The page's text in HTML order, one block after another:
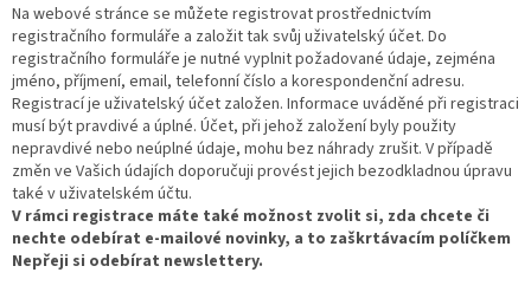
Na webové stránce se můžete registrovat prostřednictvím
registračního formuláře a založit tak svůj uživatelský účet. Do
registračního formuláře je nutné vyplnit požadované údaje, zejména
jméno, příjmení, email, telefonní číslo a korespondenční adresu.
Registrací je uživatelský účet založen. Informace uváděné při registraci
musí být pravdivé a úplné. Účet, při jehož založení byly použity
nepravdivé nebo neúplné údaje, mohu bez náhrady zrušit. V případě
změn ve Vašich údajích doporučuji provést jejich bezodkladnou úpravu
také v uživatelském účtu.
V rámci registrace máte také možnost zvolit si, zda chcete či
nechte odebírat e-mailové novinky, a to zaškrtávacím políčkem
Nepřeji si odebírat newslettery.